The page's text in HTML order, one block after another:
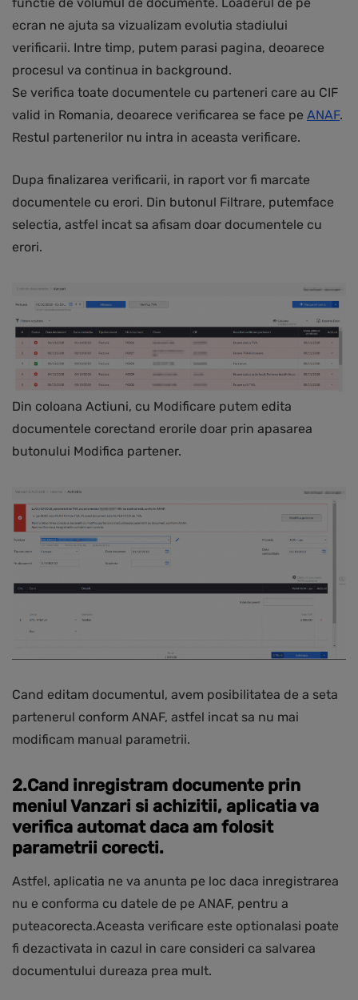
ecran ne ajuta sa vizualizam evolutia stadiului
verificarii. Intre timp, putem parasi pagina, deoarece
procesul va continua in background.
Se verifica toate documentele cu parteneri care au CIF
valid in Romania, deoarece verificarea se face pe ANAF.
Restul partenerilor nu intra in aceasta verificare.
Dupa finalizarea verificarii, in raport vor fi marcate
documentele cu erori. Din butonul Filtrare, putemface
selectia, astfel incat sa afisam doar documentele cu
erori.
Din coloana Actiuni, cu Modificare putem edita
documentele corectand erorile doar prin apasarea
butonului Modifica partener.
Cand editam documentul, avem posibilitatea de a seta
partenerul conform ANAF, astfel incat sa nu mai
modificam manual parametrii.
2.Cand inregistram documente prin
meniul Vanzari si achizitii, aplicatia va
verifica automat daca am folosit
parametrii corecti.
Astfel, aplicatia ne va anunta pe loc daca inregistrarea
nu e conforma cu datele de pe ANAF, pentru a
puteacorecta.Aceasta verificare este optionalasi poate
fi dezactivata in cazul in care consideri ca salvarea
documentului dureaza prea mult.